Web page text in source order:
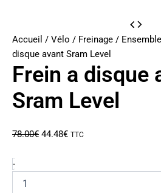
Accueil / Vélo / Freinage /
disque avant Sram Level
Frein a disque
Sram Level
78.00€ Le
44.48€Le
TTC
-quantité
de
Frein